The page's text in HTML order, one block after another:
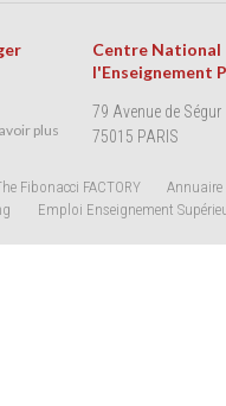
plus
Centre National
l'Enseignement
79 Avenue de Ségur
75015 PARIS
Fibonacci FACTORY
Annuaire
Emploi Enseignement